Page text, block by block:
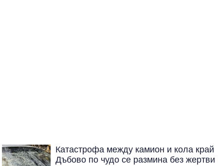
Катастрофа между камион и кола край
Дъбово по чудо се размина без жертви